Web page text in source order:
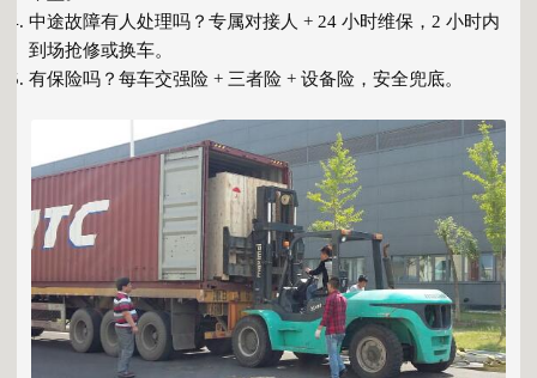
中途故障有人处理吗？专属对接人 + 24 小时维保， 2 小时内
到场抢修或换车。
有保险吗？每车交强险 + 三者险 + 设备险 ，安全兜底。